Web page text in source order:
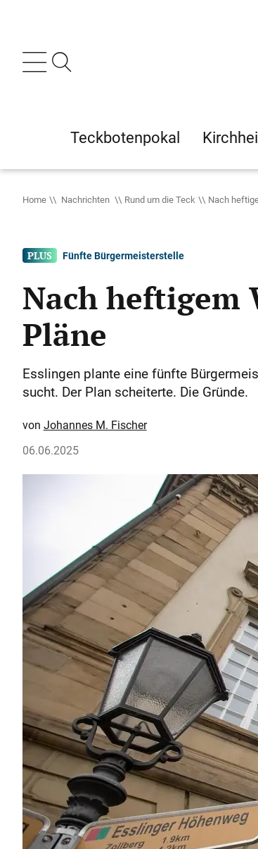
Teckbotenpokal
Home Nachrichten Rund um die Teck Nach
Fünfte Bürgermeisterstelle
Nach heftigem
Pläne
Esslingen plante eine fünfte
sucht. Der Plan scheiterte. Die Gründe.
Johannes M. Fischer
06.06.2025